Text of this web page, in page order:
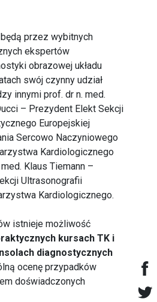
przez wybitnych
ekspertów
obrazowej układu
swój czynny udział
innymi prof. dr n. med.
– Prezydent Elekt Sekcji
Europejskiej
Sercowo Naczyniowego
Kardiologicznego
Klaus Tiemann –
Ultrasonografii
Kardiologicznego.
istnieje możliwość
kursach TK i
diagnostycznych
ocenę przypadków
doświadczonych